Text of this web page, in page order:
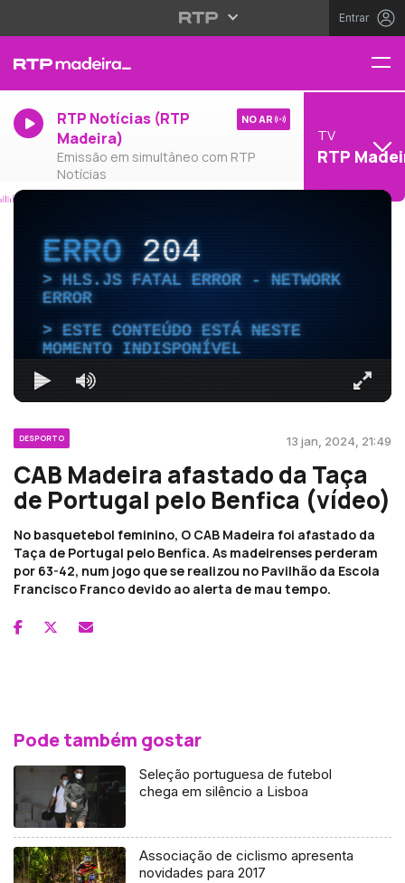
Entrar
RTP Notícias (RTP
Madeira)
Emissão em simultâneo com RTP
Notícias
NO AR
TV
RTP
ERRO204
HLS.JS FATAL ERROR - NETWORK
ERROR
ESTE CONTEÚDO ESTÁ NESTE
MOMENTO INDISPONÍVEL
DESPORTO 13 jan, 2024, 21:49
CAB Madeira afastado da Taça
de Portugal pelo Benfica (vídeo)
No basquetebol feminino, O CAB Madeira foi afastado da
Taça de Portugal pelo Benfica. As madeirenses perderam
por 63-42, num jogo que se realizou no Pavilhão da Escola
Francisco Franco devido ao alerta de mau tempo.
Pode também gostar
Seleção portuguesa de futebol
chega em silêncio a Lisboa
Associação de ciclismo apresenta
novidades para 2017